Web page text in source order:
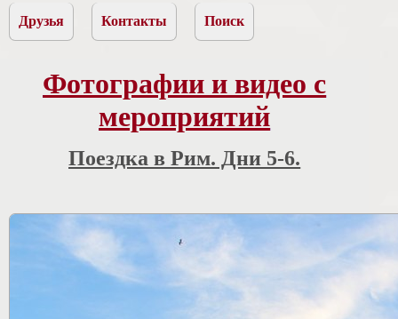
Друзья Контакты Поиск
Фотографии и видео с
мероприятий
Поездка в Рим. Дни 5-6.